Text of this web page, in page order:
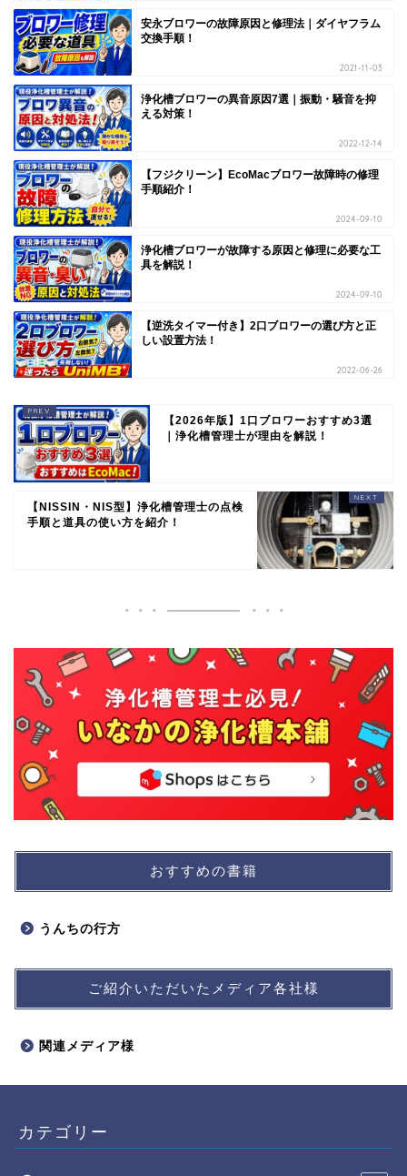
安永ブロワーの故障原因と修理法｜ダイヤフラム
交換手順！
2021-11-03
浄化槽ブロワーの異音原因7選｜振動・騒音を抑
える対策！
2022-12-14
【フジクリーン】EcoMacブロワー故障時の修理
手順紹介！
2024-09-10
浄化槽ブロワーが故障する原因と修理に必要な工
具を解説！
2024-09-10
【逆洗タイマー付き】2口ブロワーの選び方と正
しい設置方法！
2022-06-26
【2026年版】1口ブロワーおすすめ3選
｜浄化槽管理士が理由を解説！
【NISSIN・NIS型】浄化槽管理士の点検
手順と道具の使い方を紹介！
おすすめの書籍
うんちの行方
ご紹介いただいたメディア各社様
関連メディア様
カテゴリー